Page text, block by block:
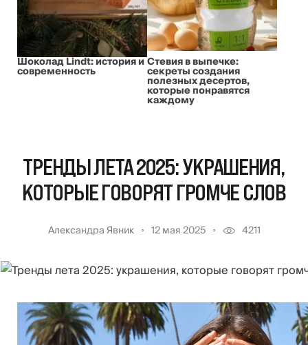
Шоколад Lindt: история и
современность
Стевия в выпечке:
секреты создания
полезных десертов,
которые понравятся
каждому
ТРЕНДЫ ЛЕТА 2025: УКРАШЕНИЯ,
КОТОРЫЕ ГОВОРЯТ ГРОМЧЕ СЛОВ
Александра Явник 12 мая 2025 4211